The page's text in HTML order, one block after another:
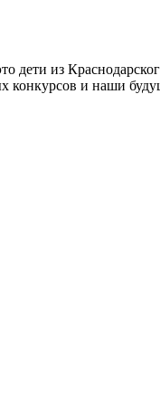
дети из
конкурсов и наши